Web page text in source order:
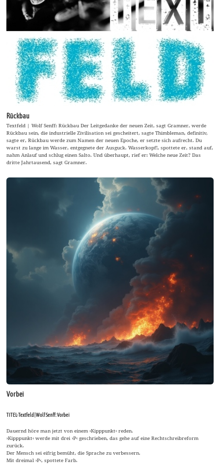
Rückbau
Textfeld | Wolf Senff: Rückbau Der Leitgedanke der neuen Zeit, sagt Gramner, werde
Rückbau sein, die industrielle Zivilisation sei gescheitert, sagte Thimbleman, definitiv,
sagte er, Rückbau werde zum Namen der neuen Epoche, er setzte sich aufrecht. Du
warst zu lange im Wasser, entgegnete der Ausguck. Wasserkopf!, spottete er, stand auf,
nahm Anlauf und schlug einen Salto. Und überhaupt, rief er: Welche neue Zeit? Das
dritte Jahrtausend, sagt Gramner.
Vorbei
TITEL-Textfeld | Wolf Senff: Vorbei
Dauernd höre man jetzt von einem ›Kipppunkt‹ reden.
›Kipppunkt‹ werde mit drei ›P‹ geschrieben, das gehe auf eine Rechtschreibreform
zurück.
Der Mensch sei eifrig bemüht, die Sprache zu verbessern.
Mit dreimal ›P‹, spottete Farb.